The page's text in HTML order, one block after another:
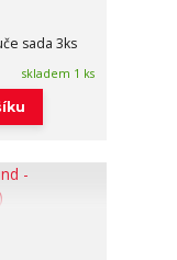
sada 3ks
skladem 1 ks